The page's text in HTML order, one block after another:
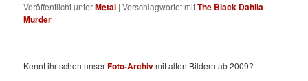
Veröffentlicht unterMetal |Verschlagwortet mitThe Black Dahlia
Murder
Kennt ihr schon unserFoto-Archivmit alten Bildern ab 2009?